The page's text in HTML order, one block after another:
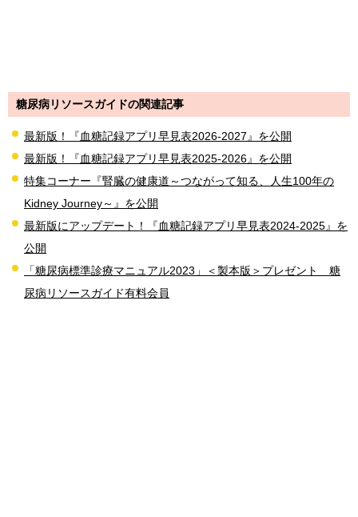
糖尿病リソースガイドの関連記事
最新版！『血糖記録アプリ早見表2026-2027』を公開
最新版！『血糖記録アプリ早見表2025-2026』を公開
特集コーナー『腎臓の健康道～つながって知る、人生100年の
Kidney Journey～』を公開
最新版にアップデート！『血糖記録アプリ早見表2024-2025』を
公開
「糖尿病標準診療マニュアル2023」＜製本版＞プレゼント 糖
尿病リソースガイド有料会員